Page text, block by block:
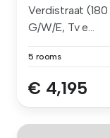
Verdistraat
G/W/E, Tv e...
5 rooms
€ 4,195